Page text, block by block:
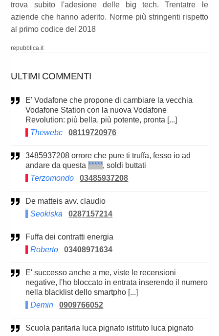
trova subito l'adesione delle big tech. Trentatre le
aziende che hanno aderito. Norme più stringenti rispetto
al primo codice del 2018
repubblica.it
ULTIMI COMMENTI
E' Vodafone che propone di cambiare la vecchia
Vodafone Station con la nuova Vodafone
Revolution: più bella, più potente, pronta [...]
Thewebc
08119720976
3485937208 orrore che pure ti truffa, fesso io ad
andare da questa *****, soldi buttati
Terzomondo
03485937208
De matteis avv. claudio
Seokiska
0287157214
Fuffa dei contratti energia
Roberto
03408971634
E' successo anche a me, viste le recensioni
negative, l'ho bloccato in entrata inserendo il numero
nella blacklist dello smartpho [...]
Demin
0909766052
Scuola paritaria luca pignato istituto luca pignato